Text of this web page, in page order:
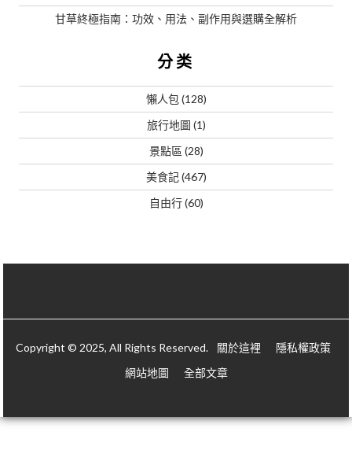
甘草終極指南：功效、用法、副作用與選購全解析
分类
懶人包 (128)
旅行地圖 (1)
景點區 (28)
美食記(467)
自由行(60)
Copyright © 2025, All Rights Reserved. 關於這裡
隱私權政策
網站地圖
全部文章